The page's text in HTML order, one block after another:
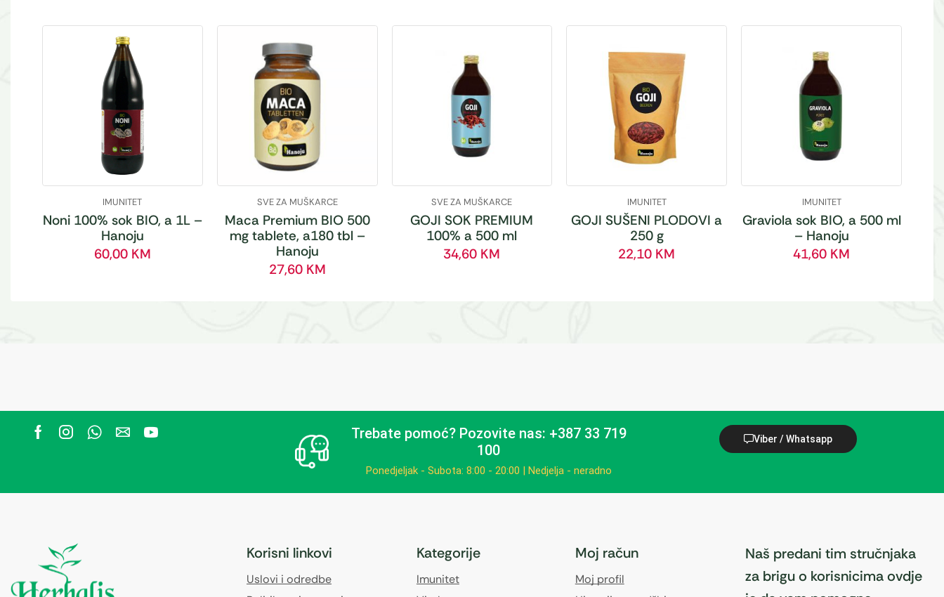
IMUNITET
Noni 100% sok BIO, a 1L –
Hanoju
60,00 KM
SVE ZA MUŠKARCE
Maca Premium BIO 500
mg tablete, a180 tbl –
Hanoju
27,60 KM
SVE ZA MUŠKARCE
GOJI SOK PREMIUM
100% a 500 ml
34,60 KM
IMUNITET
GOJI SUŠENI PLODOVI a
250 g
22,10 KM
IMUNITET
Graviola sok BIO, a 500 ml
– Hanoju
41,60 KM
Trebate pomoć?Pozovite nas: +387 33 719
100
Ponedjeljak - Subota: 8:00 - 20:00 | Nedjelja - neradno
Viber / Whatsapp
Korisni linkovi
Uslovi i odredbe
Kategorije
Imunitet
Moj račun
Moj profil
Naš predani tim stručnjaka
za brigu o korisnicima ovdje